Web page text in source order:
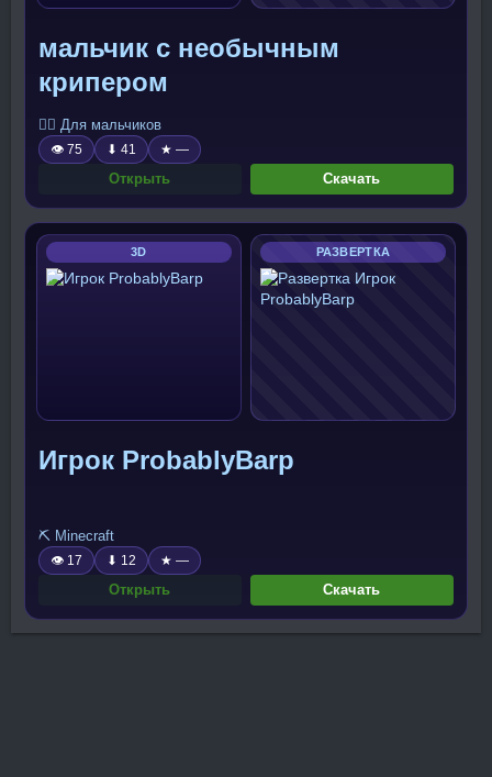
мальчик с необычным
крипером
🧍‍♂️ Для мальчиков
👁 75 ⬇ 41 ★ —
Открыть Скачать
3D РАЗВЕРТКА
Игрок ProbablyBarp
⛏️ Minecraft
👁 17 ⬇ 12 ★ —
Открыть Скачать